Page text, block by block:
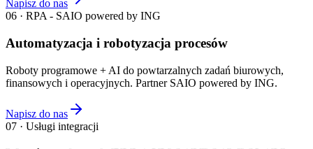
Napisz do nas
06 · RPA - SAIO powered by ING
Automatyzacja i robotyzacja procesów
Roboty programowe + AI do powtarzalnych zadań biurowych,
finansowych i operacyjnych. Partner SAIO powered by ING.
Napisz do nas
07 · Usługi integracji